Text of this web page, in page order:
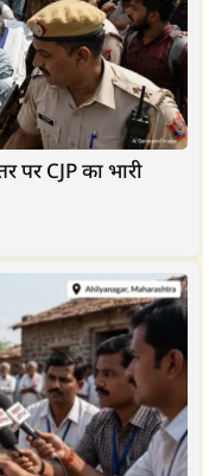
पर CJP का भारी